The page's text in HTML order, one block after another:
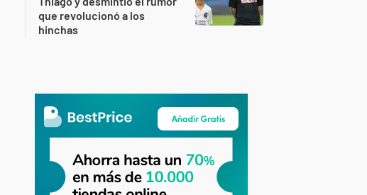
que revolucionó a los
hinchas